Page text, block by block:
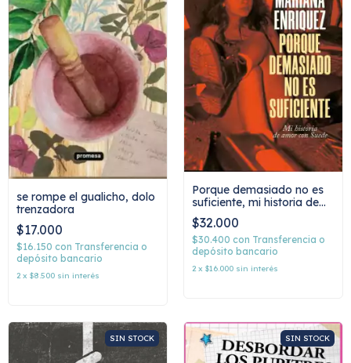
se rompe el gualicho, dolo
trenzadora
$17.000
$16.150 con Transferencia o
depósito bancario
2 x $8.500 sin interés
Porque demasiado no es
suficiente, mi historia de
amor con Suede, Mariana
Enríquez
$32.000
$30.400 con Transferencia o
depósito bancario
2 x $16.000 sin interés
SIN STOCK SIN STOCK